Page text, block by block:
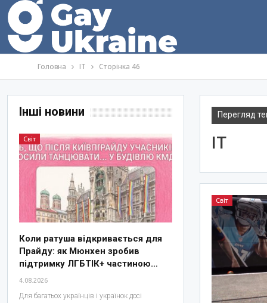
Головна IT Сторінка 46
Перегляд
IT
Світ
Інші новини
Світ
Коли ратуша відкривається для
Прайду: як Мюнхен зробив
підтримку ЛГБТІК+ частиною…
4.08.2026
Для багатьох українців і українок досі